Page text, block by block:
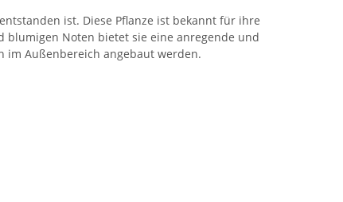
ist. Diese Pflanze ist bekannt für ihre
Noten bietet sie eine anregende und
im Außenbereich angebaut werden.